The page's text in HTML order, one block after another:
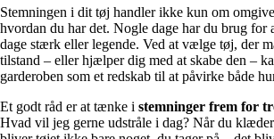
Stemningen i dit tøj handler ikke kun om
hvordan du har det. Nogle dage har du brug for
dage stærk eller legende. Ved at vælge tøj, der
tilstand – eller hjælper dig med at skabe den –
garderoben som et redskab til at påvirke både
Et godt råd er at tænke i stemninger frem for
Hvad vil jeg gerne udstråle i dag? Når du